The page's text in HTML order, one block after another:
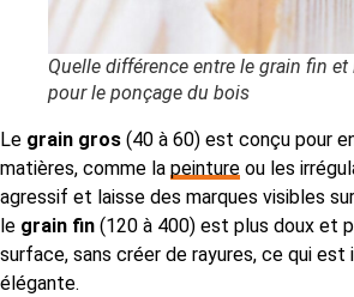
Quelle différence entre le grain fin
pour le ponçage du bois
Le grain gros (40 à 60) est conçu pour
matières, comme la peinture ou les
agressif et laisse des marques visibles
le grain fin (120 à 400) est plus doux et
surface, sans créer de rayures, ce qui est
élégante.